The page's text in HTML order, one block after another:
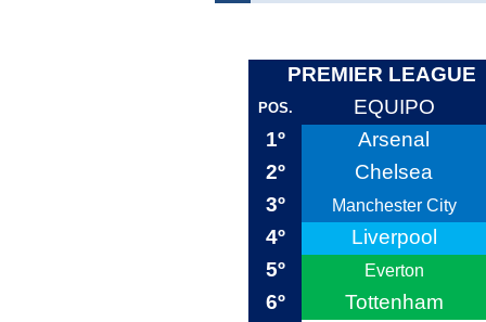
PREMIER LEAGUE
POS. EQUIPO
1º
Arsenal
2º
Chelsea
3º
Manchester City
4º
Liverpool
5º
Everton
6º
Tottenham